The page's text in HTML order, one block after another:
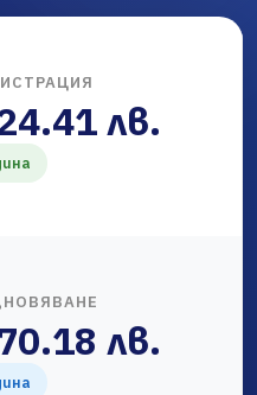
лв.
лв.